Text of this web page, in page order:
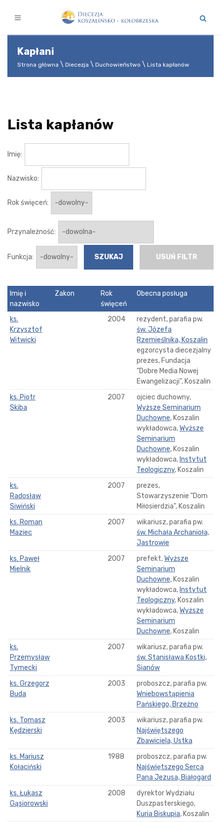
Kapłani
Strona główna Diecezja Duchowieństwo Lista kapłanów
Lista kapłanów
Imię:
Nazwisko:
Rok święceń:
Przynależność:
Funkcja: USUŃ FILTR
Imię i
nazwisko
Zakon
Rok
święceń
Obecna posługa
ks.
Krzysztof
Witwicki
2004
rezydent, parafia pw.
św. Józefa
Rzemieślnika, Koszalin
egzorcysta diecezjalny
prezes, Fundacja
"Dobre Media Nowej
Ewangelizacji", Koszalin
ks. Piotr
Skiba
2007
ojciec duchowny,
Wyższe Seminarium
Duchowne, Koszalin
wykładowca,Wyższe
Seminarium
Duchowne, Koszalin
wykładowca, Instytut
Teologiczny, Koszalin
ks.
Radosław
Siwiński
2007
prezes,
Stowarzyszenie "Dom
Miłosierdzia", Koszalin
ks. Roman
Maziec
2007
wikariusz, parafia pw.
św. Michała Archanioła,
Jastrowie
ks. Paweł
Mielnik
2007 prefekt,Wyższe
Seminarium
Duchowne, Koszalin
wykładowca, Instytut
Teologiczny, Koszalin
wykładowca,Wyższe
Seminarium
Duchowne, Koszalin
ks.
Przemysław
Tymecki
2007
wikariusz, parafia pw.
św. Stanisława Kostki,
Sianów
ks. Grzegorz
Buda
2003
proboszcz, parafia pw.
Wniebowstąpienia
Pańskiego, Brzeżno
ks. Tomasz
Kędzierski
2003
wikariusz, parafia pw.
Najświętszego
Zbawiciela, Ustka
ks. Mariusz
Kołaciński
1988
proboszcz, parafia pw.
Najświętszego Serca
Pana Jezusa, Białogard
ks. Łukasz
Gąsiorowski
2008
dyrektor Wydziału
Duszpasterskiego,
Kuria Biskupia, Koszalin